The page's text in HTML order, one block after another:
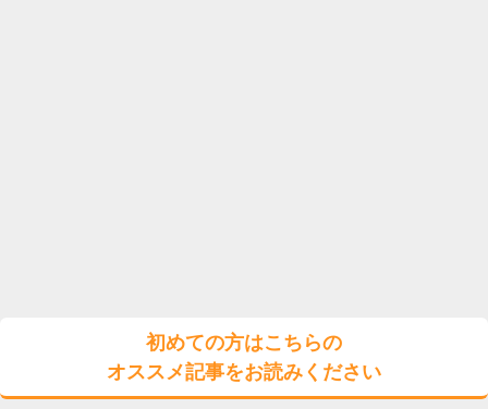
初めての方はこちらの
オススメ記事をお読みください